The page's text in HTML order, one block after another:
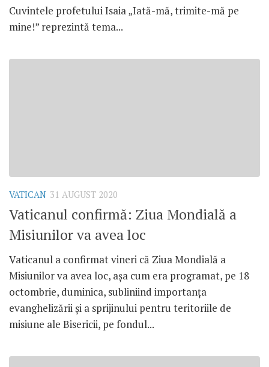
Cuvintele profetului Isaia „Iată-mă, trimite-mă pe
mine!” reprezintă tema...
VATICAN 31 AUGUST 2020
Vaticanul confirmă: Ziua Mondială a
Misiunilor va avea loc
Vaticanul a confirmat vineri că Ziua Mondială a
Misiunilor va avea loc, așa cum era programat, pe 18
octombrie, duminica, subliniind importanța
evanghelizării și a sprijinului pentru teritoriile de
misiune ale Bisericii, pe fondul...